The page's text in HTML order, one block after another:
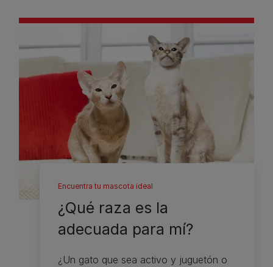
Encuentra tu mascota ideal
¿Qué raza es la
adecuada para mí?
¿Un gato que sea activo y juguetón o